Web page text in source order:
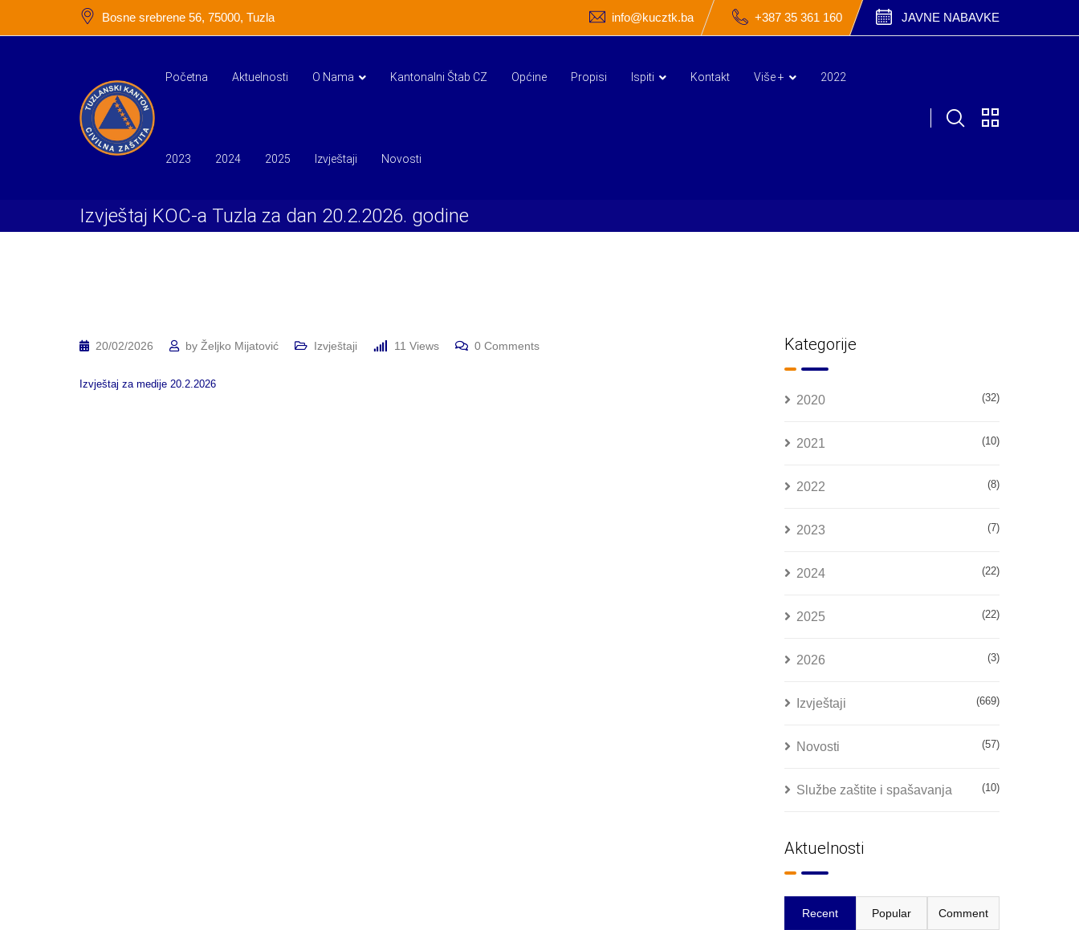
Bosne srebrene 56, 75000, Tuzla info@kucztk.ba +387 35 361 160 JAVNE NABAVKE
Početna Aktuelnosti O Nama Kantonalni Štab CZ Općine Propisi Ispiti Kontakt Više + 2022
2023 2024 2025 Izvještaji Novosti
Izvještaj KOC-a Tuzla za dan 20.2.2026. godine
20/02/2026 by Željko Mijatović Izvještaji 11 Views 0 Comments
Izvještaj za medije 20.2.2026
Kategorije
2020 (32)
2021 (10)
2022 (8)
2023 (7)
2024 (22)
2025 (22)
2026 (3)
Izvještaji (669)
Novosti (57)
Službe zaštite i spašavanja (10)
Aktuelnosti
Recent Popular Comment